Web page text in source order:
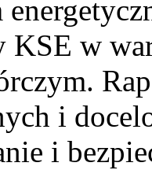
KSE w
i
i